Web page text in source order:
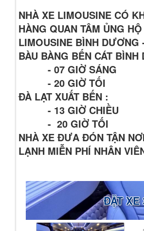
NHÀ XE LIMOUSINE CÓ
HÀNG QUAN TÂM ỦNG
LIMOUSINE BÌNH
BÀU BÀNG BẾN CÁT
- 07 GIỜ SÁNG
- 20 GIỜ TỐI
ĐÀ LẠT XUẤT BẾN :
- 13 GIỜ CHIỀU
- 20 GIỜ TỐI
NHÀ XE ĐƯA ĐÓN TẬN
LẠNH MIỄN PHÍ NHÂN
ĐẶT XE